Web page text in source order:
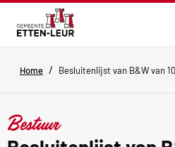
Home / Besluitenlijst van B&W van
Bestuur